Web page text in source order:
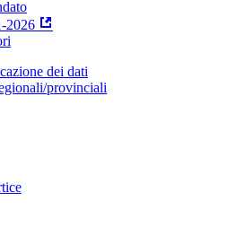
2026
dei dati
provinciali